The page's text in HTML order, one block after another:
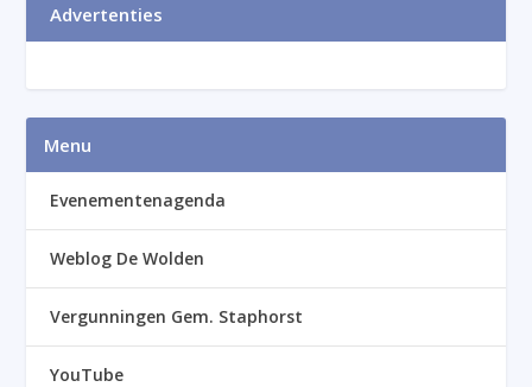
Advertenties
Menu
Evenementenagenda
Weblog De Wolden
Vergunningen Gem. Staphorst
YouTube